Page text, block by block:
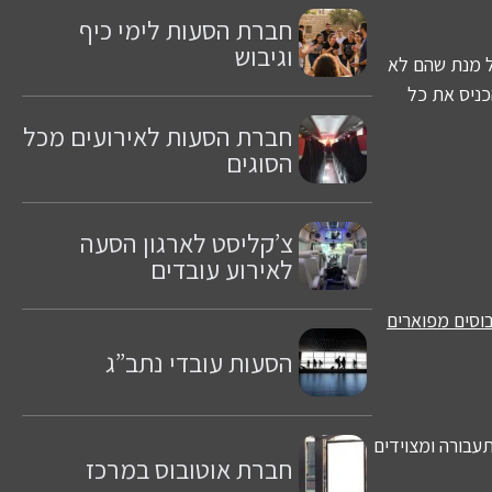
מנת שהם לא
את כל
מפוארים
ומצוידים
חברת הסעות לימי כיף
וגיבוש
חברת הסעות לאירועים מכל
הסוגים
צ’קליסט לארגון הסעה
לאירוע עובדים
הסעות עובדי נתב”ג
חברת אוטובוס במרכז